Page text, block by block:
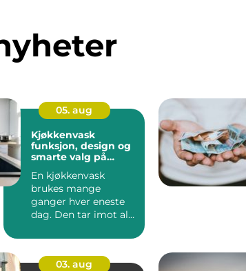
05. aug
Kjøkkenvask
funksjon, design og
smarte valg på
En kjøkkenvask
brukes mange
ganger hver eneste
dag. Den tar imot alt
skitne tal...
03. aug